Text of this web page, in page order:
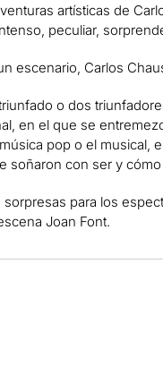
artísticas de
peculiar,
escenario, Carlos
o dos
en el que se
pop o el musical,
soñaron con ser y
para los
Joan Font.